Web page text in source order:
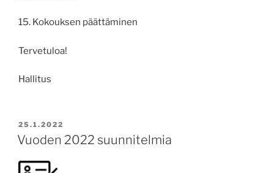
15. Kokouksen päättäminen
Tervetuloa!
Hallitus
POSTED
ON
25.1.2022
Vuoden 2022 suunnitelmia